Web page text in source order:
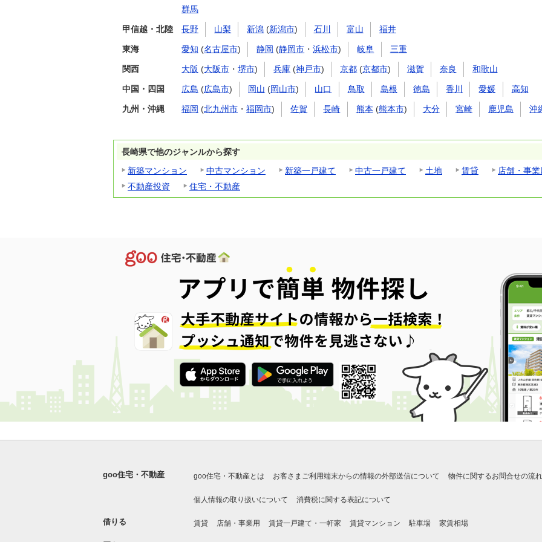
群馬
甲信越・北陸 長野 山梨 新潟 (新潟市) 石川 富山 福井
東海 愛知 (名古屋市) 静岡 (静岡市 ・浜松市) 岐阜 三重
関西 大阪 (大阪市 ・ 堺市) 兵庫 (神戸市) 京都 (京都市) 滋賀 奈良 和歌山
中国・四国 広島 (広島市) 岡山 (岡山市) 山口 鳥取 島根 徳島 香川 愛媛 高知
九州・沖縄 福岡 (北九州市 ・ 福岡市) 佐賀 長崎 熊本 (熊本市) 大分 宮崎 鹿児島 沖
長崎県で他のジャンルから探す
新築マンション
中古マンション 新築一戸建て 中古一戸建て 土地 賃貸
店舗・事業
不動産投資
住宅・不動産
goo住宅・不動産 goo住宅・不動産とは お客さまご利用端末からの情報の外部送信について 物件に関するお問合せの流れ
個人情報の取り扱いについて 消費税に関する表記について
借りる 賃貸 店舗・事業用 賃貸一戸建て・一軒家 賃貸マンション 駐車場 家賃相場